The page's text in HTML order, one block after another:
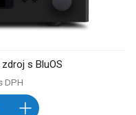
s BluOS
DPH